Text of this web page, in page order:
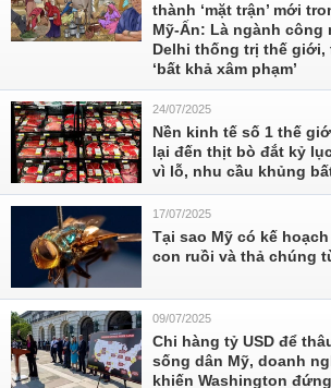
thành ‘mặt trận’ mới
Mỹ-Ấn: Là ngành công
Delhi thống trị thế
‘bất khả xâm phạm’
24/07/2025
Nền kinh tế số 1 thế
lại đến thịt bò đắt kỷ
vì lỗ, nhu cầu khủng
17/07/2025
Tại sao Mỹ có kế
con ruồi và thả chúng
09/07/2025
Chi hàng tỷ USD để
sống dân Mỹ, doanh
khiến Washington